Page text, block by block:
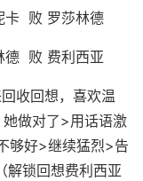
败 罗莎林德
败 费利西亚
收回想，喜欢温
做对了>用话语激
够好>继续猛烈>告
解锁回想费利西亚